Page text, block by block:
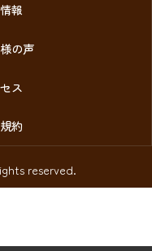
報
の声
ス
約
reserved.